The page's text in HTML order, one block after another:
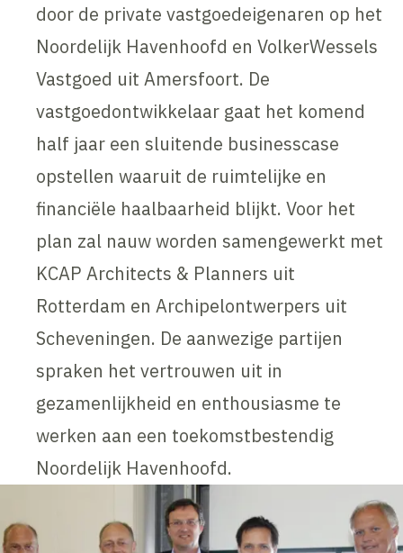
door de private vastgoedeigenaren op het
Noordelijk Havenhoofd en VolkerWessels
Vastgoed uit Amersfoort. De
vastgoedontwikkelaar gaat het komend
half jaar een sluitende businesscase
opstellen waaruit de ruimtelijke en
financiële haalbaarheid blijkt. Voor het
plan zal nauw worden samengewerkt met
KCAP Architects & Planners uit
Rotterdam en Archipelontwerpers uit
Scheveningen. De aanwezige partijen
spraken het vertrouwen uit in
gezamenlijkheid en enthousiasme te
werken aan een toekomstbestendig
Noordelijk Havenhoofd.